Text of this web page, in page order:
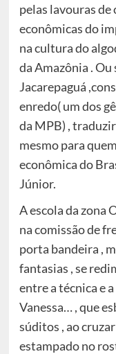
pelas lavouras
econômicas do
na cultura do
da Amazônia . Ou
Jacarepaguá
enredo( um dos
da MPB) ,
mesmo para
econômica do
Júnior.
A escola da zona
na comissão de
porta bandeira ,
fantasias , se
entre a técnica e
Vanessa… , que
súditos , ao
estampado no